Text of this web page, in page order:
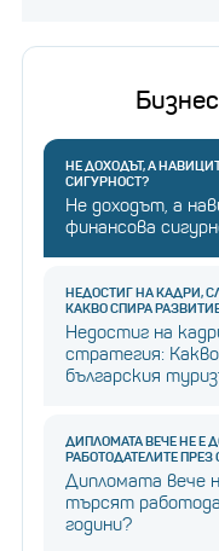
НЕ ДОХОДЪТ, А
СИГУРНОСТ?
Не доходът, а
финансова
НЕДОСТИГ НА КАДРИ,
КАКВО СПИРА
Недостиг на
стратегия:
българския
ДИПЛОМАТА ВЕЧЕ НЕ Е
РАБОТОДАТЕЛИТЕ
Дипломата вече
търсят
години?